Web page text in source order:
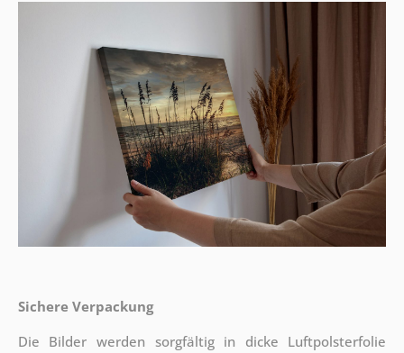
Sichere Verpackung
Die Bilder werden sorgfältig in dicke Luftpolsterfolie